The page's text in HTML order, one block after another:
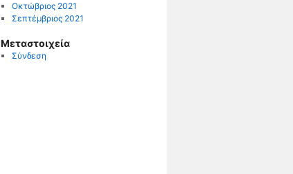
Οκτώβριος 2021
Σεπτέμβριος 2021
Μεταστοιχεία
Σύνδεση